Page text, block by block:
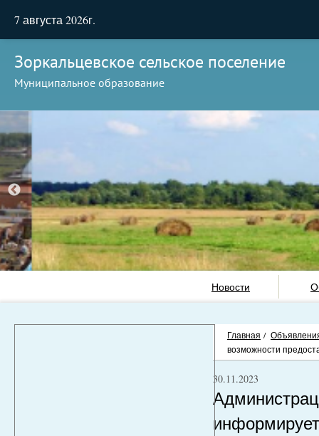
7 августа 2026г.
Зоркальцевское сельское поселение
Муниципальное образование
Новости
Главная /
возможности
30.11.2023